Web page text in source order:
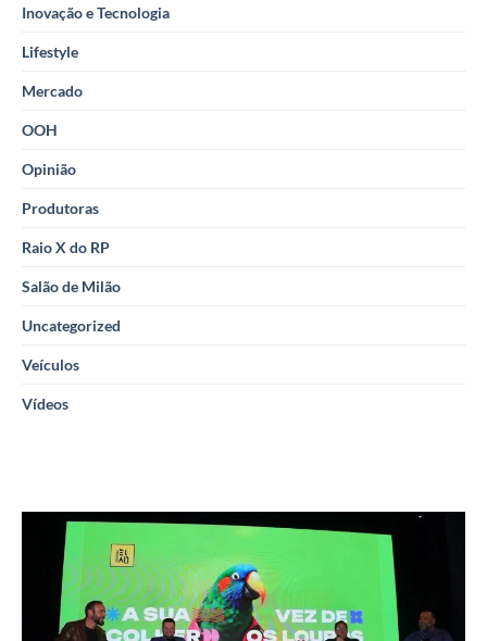
Inovação e Tecnologia
Lifestyle
Mercado
OOH
Opinião
Produtoras
Raio X do RP
Salão de Milão
Uncategorized
Veículos
Vídeos